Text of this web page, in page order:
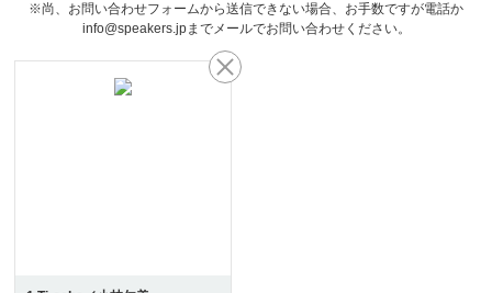
※尚、お問い合わせフォームから送信できない場合、お手数ですが電話か
info@speakers.jpまでメールでお問い合わせください。